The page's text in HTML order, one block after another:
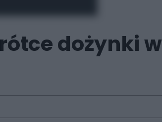
dożynki w